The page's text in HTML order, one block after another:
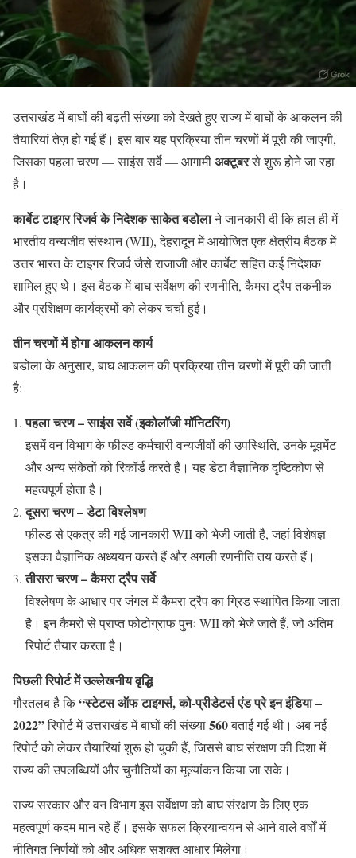
उत्तराखंड में बाघों की बढ़ती संख्या को देखते हुए राज्य में बाघों के आकलन की
तैयारियां तेज़ हो गई हैं। इस बार यह प्रक्रिया तीन चरणों में पूरी की जाएगी,
जिसका पहला चरण — साइंस सर्वे — आगामीअक्टूबरसे शुरू होने जा रहा
है।
कार्बेट टाइगर रिजर्व के निदेशक साकेत बडोलाने जानकारी दी कि हाल ही में
भारतीय वन्यजीव संस्थान (WII), देहरादून में आयोजित एक क्षेत्रीय बैठक में
उत्तर भारत के टाइगर रिजर्व जैसे राजाजी और कार्बेट सहित कई निदेशक
शामिल हुए थे। इस बैठक में बाघ सर्वेक्षण की रणनीति, कैमरा ट्रैप तकनीक
और प्रशिक्षण कार्यक्रमों को लेकर चर्चा हुई।
तीन चरणों में होगा आकलन कार्य
बडोला के अनुसार, बाघ आकलन की प्रक्रिया तीन चरणों में पूरी की जाती
है:
पहला चरण – साइंस सर्वे (इकोलॉजी मॉनिटरिंग)
इसमें वन विभाग के फील्ड कर्मचारी वन्यजीवों की उपस्थिति, उनके मूवमेंट
और अन्य संकेतों को रिकॉर्ड करते हैं। यह डेटा वैज्ञानिक दृष्टिकोण से
महत्वपूर्ण होता है।
दूसरा चरण – डेटा विश्लेषण
फील्ड से एकत्र की गई जानकारी WII को भेजी जाती है, जहां विशेषज्ञ
इसका वैज्ञानिक अध्ययन करते हैं और अगली रणनीति तय करते हैं।
तीसरा चरण – कैमरा ट्रैप सर्वे
विश्लेषण के आधार पर जंगल में कैमरा ट्रैप का ग्रिड स्थापित किया जाता
है। इन कैमरों से प्राप्त फोटोग्राफ पुनः WII को भेजे जाते हैं, जो अंतिम
रिपोर्ट तैयार करता है।
पिछली रिपोर्ट में उल्लेखनीय वृद्धि
गौरतलब है कि“स्टेटस ऑफ टाइगर्स, को-प्रीडेटर्स एंड प्रे इन इंडिया –
2022”रिपोर्ट में उत्तराखंड में बाघों की संख्या560बताई गई थी। अब नई
रिपोर्ट को लेकर तैयारियां शुरू हो चुकी हैं, जिससे बाघ संरक्षण की दिशा में
राज्य की उपलब्धियों और चुनौतियों का मूल्यांकन किया जा सके।
राज्य सरकार और वन विभाग इस सर्वेक्षण को बाघ संरक्षण के लिए एक
महत्वपूर्ण कदम मान रहे हैं। इसके सफल क्रियान्वयन से आने वाले वर्षों में
नीतिगत निर्णयों को और अधिक सशक्त आधार मिलेगा।